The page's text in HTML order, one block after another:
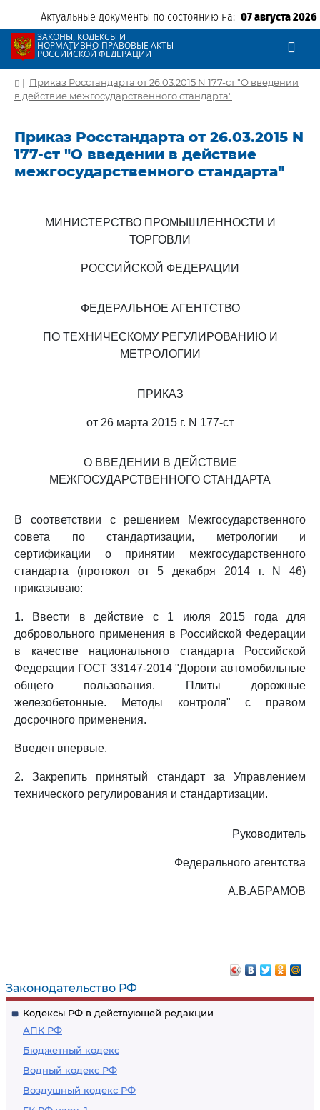
Актуальные документы по состоянию на: 07 августа 2026
ЗАКОНЫ, КОДЕКСЫ И
НОРМАТИВНО-ПРАВОВЫЕ АКТЫ
РОССИЙСКОЙ ФЕДЕРАЦИИ
Законодательство РФ
Кодексы РФ в действующей редакции
АПК РФ
Бюджетный кодекс
Водный кодекс РФ
Воздушный кодекс РФ
| Приказ Росстандарта от 26.03.2015 N 177-ст "О введении
в действие межгосударственного стандарта"
Приказ Росстандарта от 26.03.2015 N
177-ст "О введении в действие
межгосударственного стандарта"
МИНИСТЕРСТВО ПРОМЫШЛЕННОСТИ И
ТОРГОВЛИ
РОССИЙСКОЙ ФЕДЕРАЦИИ
ФЕДЕРАЛЬНОЕ АГЕНТСТВО
ПО ТЕХНИЧЕСКОМУ РЕГУЛИРОВАНИЮ И
МЕТРОЛОГИИ
ПРИКАЗ
от 26 марта 2015 г. N 177-ст
О ВВЕДЕНИИ В ДЕЙСТВИЕ
МЕЖГОСУДАРСТВЕННОГО СТАНДАРТА
В соответствии с решением Межгосударственного
совета по стандартизации, метрологии и
сертификации о принятии межгосударственного
стандарта (протокол от 5 декабря 2014 г. N 46)
приказываю:
1. Ввести в действие с 1 июля 2015 года для
добровольного применения в Российской Федерации
в качестве национального стандарта Российской
Федерации ГОСТ 33147-2014 "Дороги автомобильные
общего пользования. Плиты дорожные
железобетонные. Методы контроля" с правом
досрочного применения.
Введен впервые.
2. Закрепить принятый стандарт за Управлением
технического регулирования и стандартизации.
Руководитель
Федерального агентства
А.В.АБРАМОВ